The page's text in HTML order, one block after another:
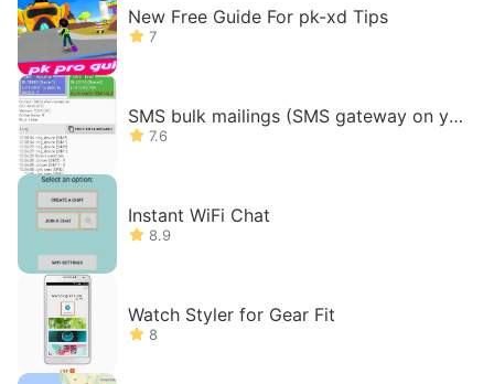
New Free Guide For pk-xd Tips
7
SMS bulk mailings (SMS gateway on yo
ur phone)
7.6
Instant WiFi Chat
8.9
Watch Styler for Gear Fit
8